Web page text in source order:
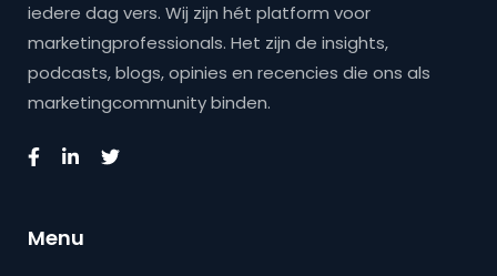
iedere dag vers. Wij zijn hét platform voor
marketingprofessionals. Het zijn de insights,
podcasts, blogs, opinies en recencies die ons als
marketingcommunity binden.
Menu